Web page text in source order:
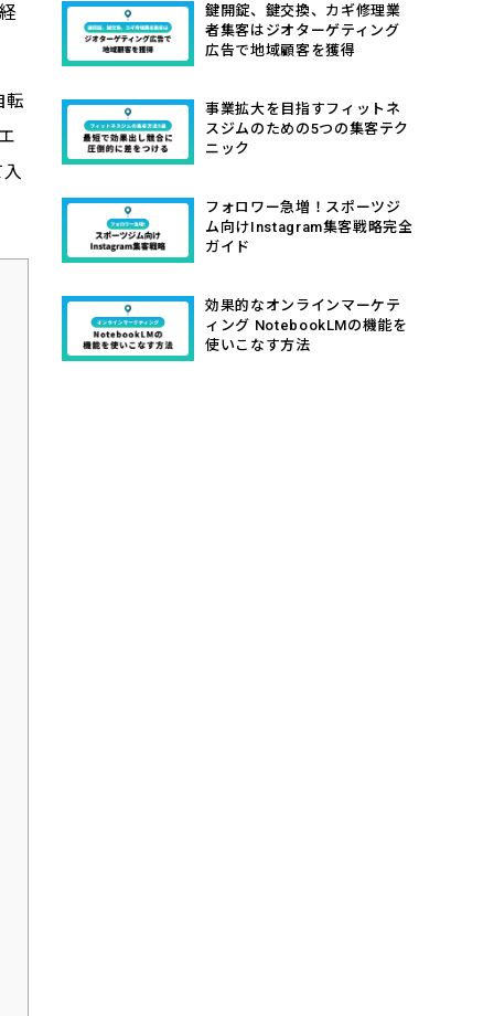
転
鍵開錠、鍵交換、カギ修理業
者集客はジオターゲティング
広告で地域顧客を獲得
事業拡大を目指すフィットネ
スジムのための5つの集客テク
ニック
フォロワー急増！スポーツジ
ム向けInstagram集客戦略完全
ガイド
効果的なオンラインマーケテ
ィング NotebookLMの機能を
使いこなす方法